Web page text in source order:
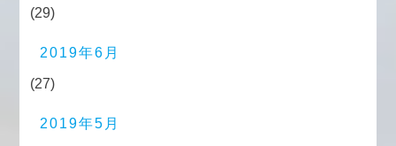
(29)
2019年6月
(27)
2019年5月